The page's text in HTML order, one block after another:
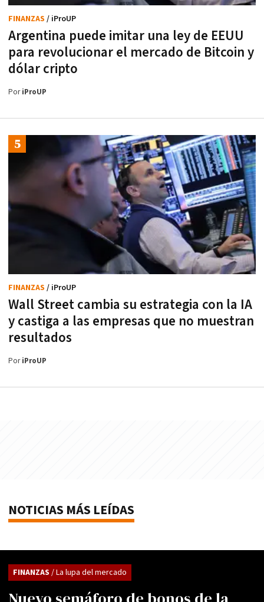
Argentina puede imitar una ley de EEUU
para revolucionar el mercado de Bitcoin y
dólar cripto
FINANZAS / iProUP
PoriProUP
Wall Street cambia su estrategia con la IA
y castiga a las empresas que no muestran
resultados
FINANZAS / iProUP
PoriProUP
NOTICIAS MÁS LEÍDAS
FINANZAS / La lupa del mercado